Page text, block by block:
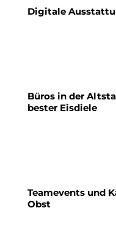
Digitale
Büros in der
bester Eisdiele
Teamevents und
Obst